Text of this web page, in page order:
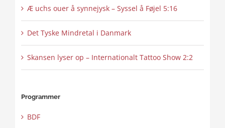
Æ uchs ouer å synnejysk – Syssel å Føjel 5:16
Det Tyske Mindretal i Danmark
Skansen lyser op – Internationalt Tattoo Show 2:2
Programmer
BDF